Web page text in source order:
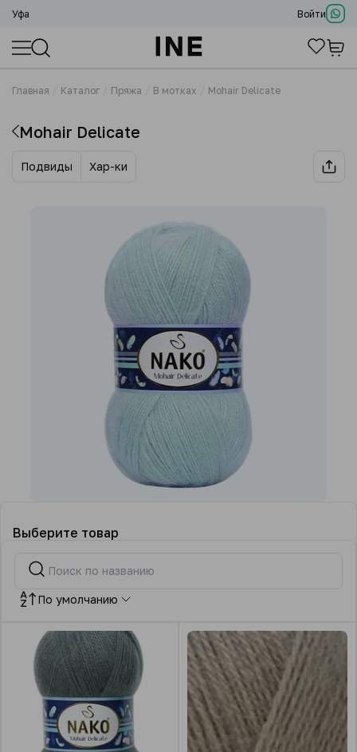
Уфа Войти
Главная Каталог Пряжа В мотках Mohair Delicate
Mohair Delicate
Подвиды Хар-ки
Выберите товар
По умолчанию